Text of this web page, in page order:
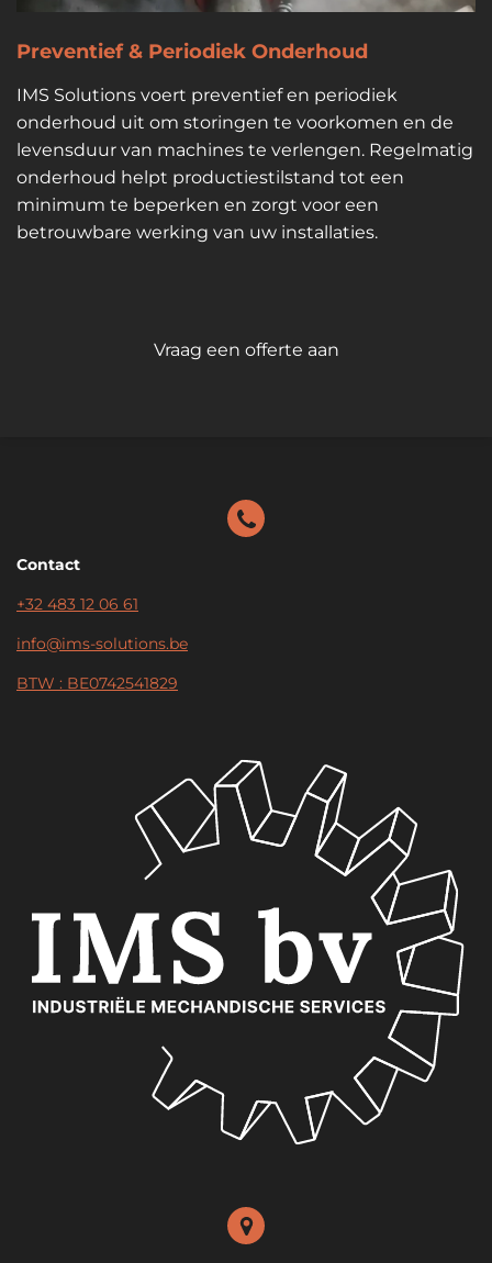
Preventief & Periodiek Onderhoud
IMS Solutions voert preventief en periodiek
onderhoud uit om storingen te voorkomen en de
levensduur van machines te verlengen. Regelmatig
onderhoud helpt productiestilstand tot een
minimum te beperken en zorgt voor een
betrouwbare werking van uw installaties.
Vraag een offerte aan
Contact
+32 483 12 06 61
info@ims-solutions.be
BTW : BE0742541829